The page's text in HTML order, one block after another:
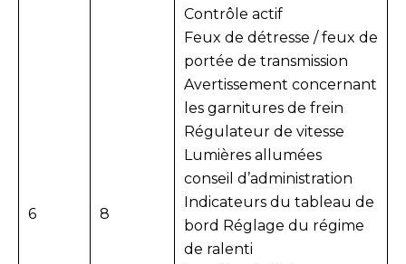
6 8
Contrôle actif
Feux de détresse / feux de
portée de transmission
Avertissement concernant
les garnitures de frein
Régulateur de vitesse
Lumières allumées
conseil d’administration
Indicateurs du tableau de
bord Réglage du régime
de ralenti